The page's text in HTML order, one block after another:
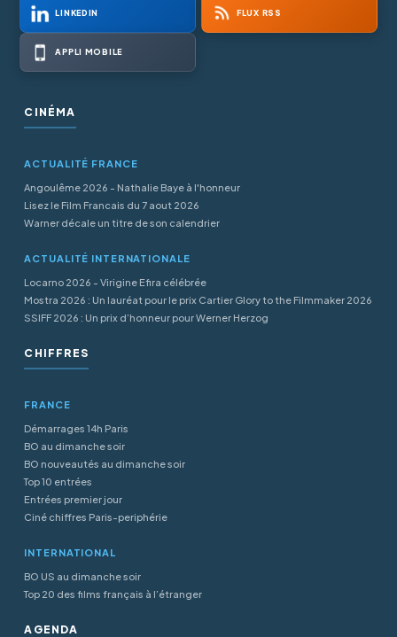
LINKEDIN FLUX RSS
APPLI MOBILE
CINÉMA
ACTUALITÉ FRANCE
Angoulême 2026 - Nathalie Baye à l'honneur
Lisez le Film Francais du 7 aout 2026
Warner décale un titre de son calendrier
ACTUALITÉ INTERNATIONALE
Locarno 2026 - Virigine Efira célébrée
Mostra 2026 : Un lauréat pour le prix Cartier Glory to the Filmmaker 2026
SSIFF 2026 : Un prix d’honneur pour Werner Herzog
CHIFFRES
FRANCE
Démarrages 14h Paris
BO au dimanche soir
BO nouveautés au dimanche soir
Top 10 entrées
Entrées premier jour
Ciné chiffres Paris-periphérie
INTERNATIONAL
BO US au dimanche soir
Top 20 des films français à l’étranger
AGENDA